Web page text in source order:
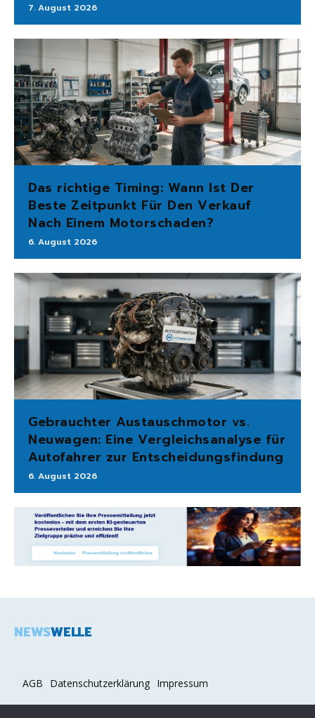
7. August 2026
Das richtige Timing: Wann Ist Der
Beste Zeitpunkt Für Den Verkauf
Nach Einem Motorschaden?
6. August 2026
Gebrauchter Austauschmotor vs.
Neuwagen: Eine Vergleichsanalyse für
Autofahrer zur Entscheidungsfindung
6. August 2026
NEWSWELLE
AGB Datenschutzerklärung Impressum